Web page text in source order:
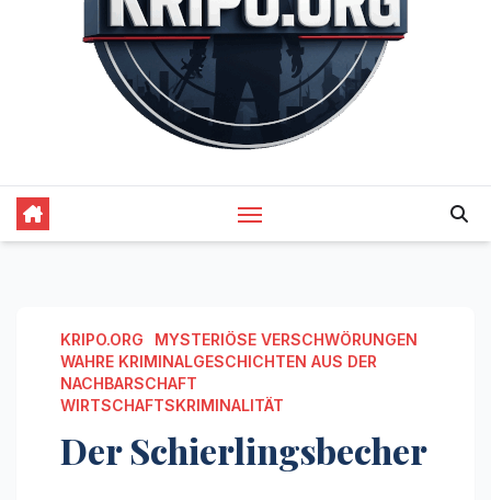
KRIPO.ORG
MYSTERIÖSE VERSCHWÖRUNGEN
WAHRE KRIMINALGESCHICHTEN AUS DER
NACHBARSCHAFT
WIRTSCHAFTSKRIMINALITÄT
Der Schierlingsbecher